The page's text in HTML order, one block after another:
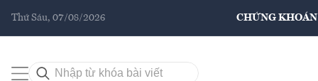
Thứ Sáu, 07/08/2026 CHỨNG KHOÁN